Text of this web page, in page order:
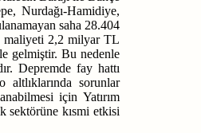
Nurdağı-Hamidiye,
saha 28.404
maliyeti 2,2 milyar TL
gelmiştir. Bu nedenle
Depremde fay hattı
altlıklarında sorunlar
için Yatırım
sektörüne kısmi etkisi